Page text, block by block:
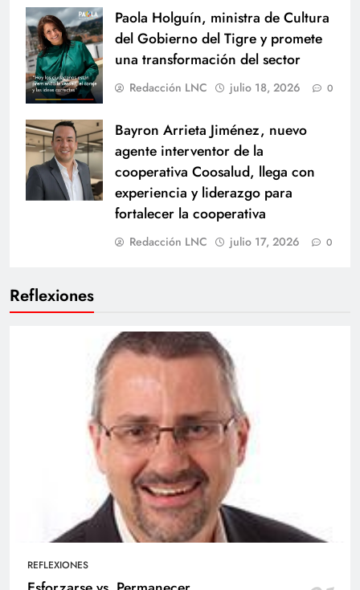
Reflexiones
REFLEXIONES
Paola Holguín, ministra de Cultura
del Gobierno del Tigre y promete
una transformación del sector
Redacción LNC julio 18, 2026 0
Bayron Arrieta Jiménez, nuevo
agente interventor de la
cooperativa Coosalud, llega con
experiencia y liderazgo para
fortalecer la cooperativa
Redacción LNC julio 17, 2026 0